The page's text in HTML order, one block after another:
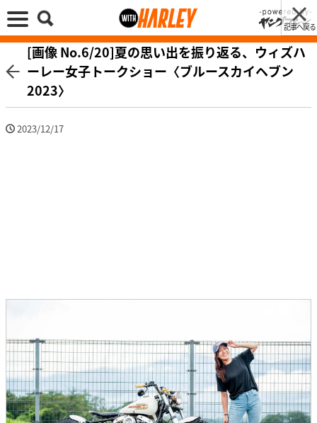
記事へ戻る
[画像 No.6/20]夏の思い出を振り返る、ウィズハ
ーレー女子トークショー〈ブルースカイヘブン
2023〉
2023/12/17